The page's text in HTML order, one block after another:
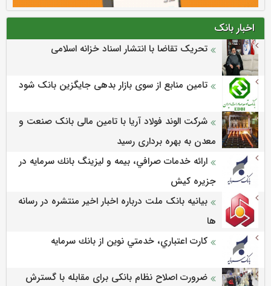
اخبار بانک
تحریک تقاضا با انتشار اسناد خزانه اسلامی
تامین منابع از سوی بازار بدهی جایگزین بانک شود
شرکت الوند فولاد آریا با تامین مالی بانک صنعت و
معدن به بهره برداری رسید
ارائه خدمات صرافي، بيمه و ليزينگ بانك سرمايه در
جزيره كيش
بیانیه بانک ملت درباره اخبار اخیر منتشره در رسانه
ها
كارت اعتباري، خدمتي نوين از بانك سرمايه
ضرورت اصلاح نظام بانکی برای مقابله با گسترش